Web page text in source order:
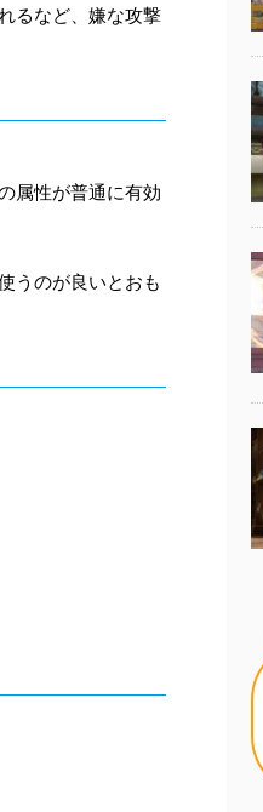
るなど、嫌な攻撃
属性が普通に有効
うのが良いとおも